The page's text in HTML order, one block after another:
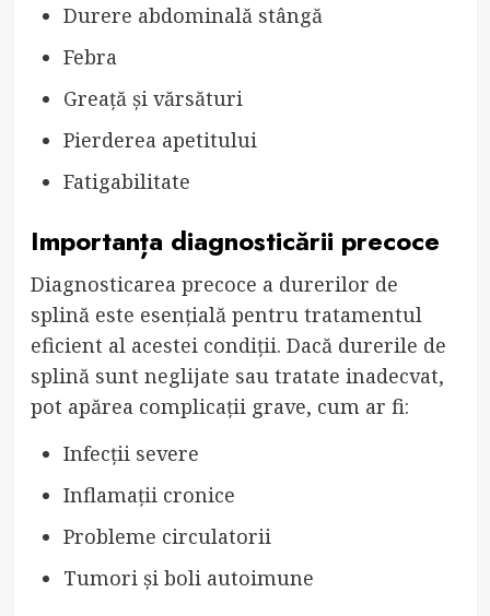
Durere abdominală stângă
Febra
Greață și vărsături
Pierderea apetitului
Fatigabilitate
Importanța diagnosticării precoce
Diagnosticarea precoce a durerilor de
splină este esențială pentru tratamentul
eficient al acestei condiții. Dacă durerile de
splină sunt neglijate sau tratate inadecvat,
pot apărea complicații grave, cum ar fi:
Infecții severe
Inflamații cronice
Probleme circulatorii
Tumori și boli autoimune